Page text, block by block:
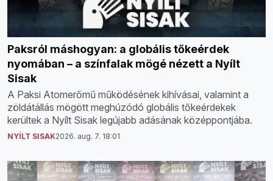
Paksról máshogyan: a globális tőkeérdek
nyomában – a színfalak mögé nézett a Nyílt
Sisak
A Paksi Atomerőmű működésének kihívásai, valamint a
zöldátállás mögött meghúzódó globális tőkeérdekek
kerültek a Nyílt Sisak legújabb adásának középpontjába.
NYÍLT SISAK2026. aug. 7. 18:01